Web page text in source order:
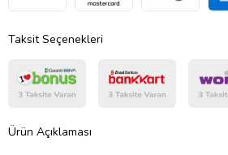
Taksit Seçenekleri
Ürün Açıklaması